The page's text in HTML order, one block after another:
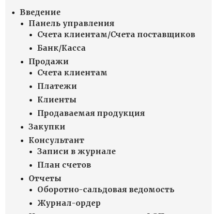
Введение
Панель управления
Счета клиентам/Счета поставщиков
Банк/Касса
Продажи
Счета клиентам
Платежи
Клиенты
Продаваемая продукция
Закупки
Консультант
Записи в журнале
План счетов
Отчеты
Оборотно-сальдовая ведомость
Журнал-ордер